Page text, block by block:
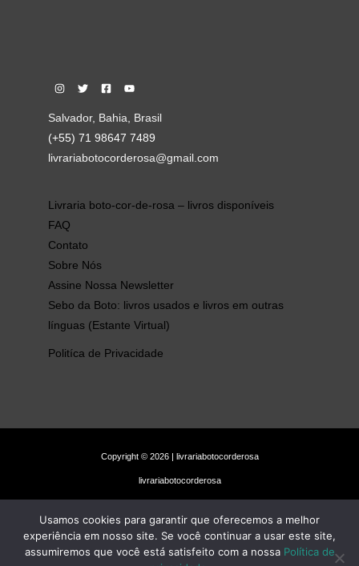
Salvador, Bahia, Brasil
(+55) 71 98647 7489
livrariabotocorderosa@gmail.com
Livraria boto-cor-de-rosa – livros disponíveis
FAQ
Contato
Sobre Nós
Assine Nossa Newsletter
Sebo da Boto: livros usados e livros em outras
línguas (Estante Virtual)
Politíca de Privacidade
Copyright © 2026 | livrariabotocorderosa
livrariabotocorderosa
Usamos cookies para garantir que oferecemos a melhor
experiência em nosso site. Se você continuar a usar este site,
assumiremos que você está satisfeito com a nossa Política de